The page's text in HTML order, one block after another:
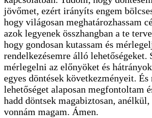
jövőmet, ezért irányíts engem
hogy világosan meghatározhassam
azok legyenek összhangban a te
hogy gondosan kutassam és
rendelkezésemre álló lehetőségeket.
mérlegelni az előnyöket és
egyes döntések következményeit.
lehetőséget alaposan megfontoltam
hadd döntsek magabiztosan,
vonnám magam. Ámen.